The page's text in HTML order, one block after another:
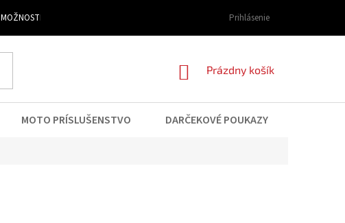
MOŽNOSTI DOPRAVY A PLATBY OBCHODNÉ PODMIENKY PODMIENKY
Prihlásenie
NÁKUPNÝ
Prázdny košík
MOTO PRÍSLUŠENSTVO DARČEKOVÉ POUKAZY